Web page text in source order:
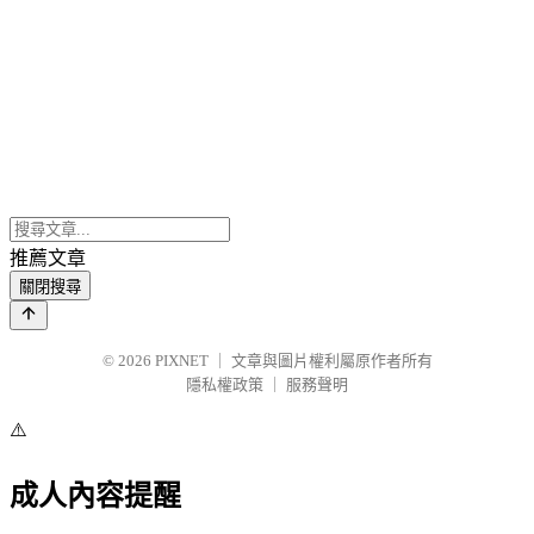
推薦文章
關閉搜尋
© 2026 PIXNET
文章與圖片權利屬原作者所有
隱私權政策
服務聲明
⚠️
成人內容提醒